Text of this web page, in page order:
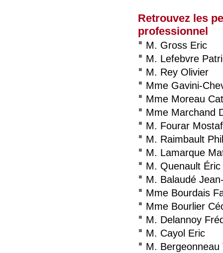
Retrouvez les
professionnel
M. Gross Eric
M. Lefebvre
M. Rey Olivier
Mme Gavini-
Mme Moreau
Mme Marchand
M. Fourar
M. Raimbault
M. Lamarque
M. Quenault Éric
M. Balaudé
Mme Bourdais
Mme Bourlier
M. Delannoy
M. Cayol Eric
M. Bergeonneau